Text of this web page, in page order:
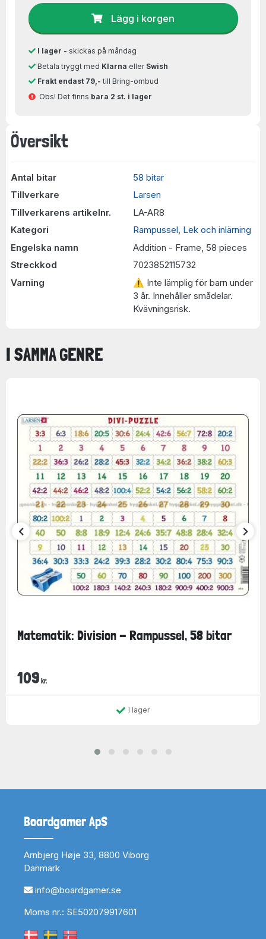
Översikt
Antal bitar
58 bitar
Tillverkare
Larsen
Tillverkarens artikelnr.
LA-AR8
Kategori
Rampussel, Lek och inlärning
Engelska namn
Addition - Frame, 58 pieces
Streckkod
7023852115732
Varning
⚠ Inte lämplig för barn under
3 år. Innehåller smådelar.
Kvävningsrisk.
Lägg i korgen
I lager - skickas på måndag
Betala tryggt med Klarna eller Swish
Frakt endast 79,- till Bring-ombud
Obs! Det finns bara 2 st. i lager
I SAMMA GENRE
Matematik: Division - Rampussel, 58 bitar
109 kr.
I lager
Boardgamer ApS
Arnbjerg Høje 33, 8800 Viborg
Danmark
info@boardgamer.se
Moms nr.: SE502079917601